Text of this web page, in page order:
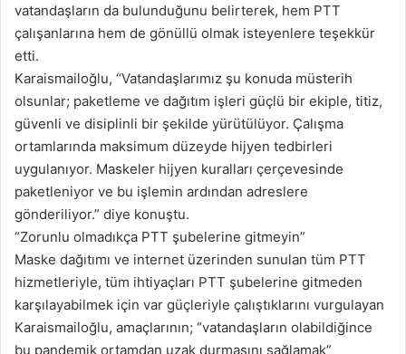
vatandaşların da bulunduğunu belirterek, hem PTT
çalışanlarına hem de gönüllü olmak isteyenlere teşekkür
etti.
Karaismailoğlu, “Vatandaşlarımız şu konuda müsterih
olsunlar; paketleme ve dağıtım işleri güçlü bir ekiple, titiz,
güvenli ve disiplinli bir şekilde yürütülüyor. Çalışma
ortamlarında maksimum düzeyde hijyen tedbirleri
uygulanıyor. Maskeler hijyen kuralları çerçevesinde
paketleniyor ve bu işlemin ardından adreslere
gönderiliyor.” diye konuştu.
“Zorunlu olmadıkça PTT şubelerine gitmeyin”
Maske dağıtımı ve internet üzerinden sunulan tüm PTT
hizmetleriyle, tüm ihtiyaçları PTT şubelerine gitmeden
karşılayabilmek için var güçleriyle çalıştıklarını vurgulayan
Karaismailoğlu, amaçlarının; “vatandaşların olabildiğince
bu pandemik ortamdan uzak durmasını sağlamak”